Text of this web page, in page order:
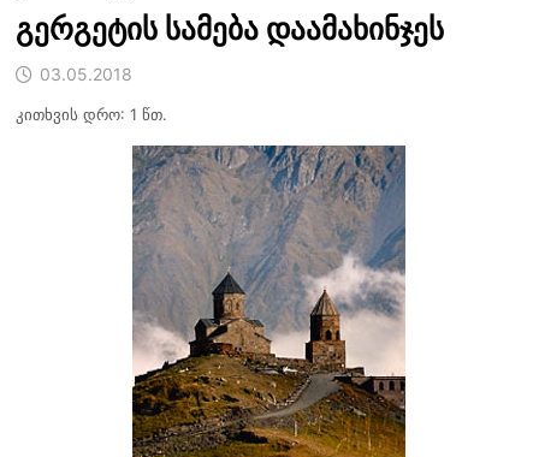
გერგეტის სამება დაამახინჯეს
03.05.2018
კითხვის დრო: 1 წთ.